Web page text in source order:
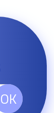
OK